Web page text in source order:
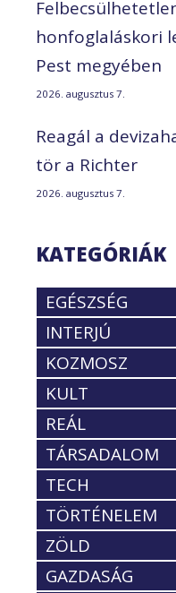
honfoglaláskori
Pest megyében
2026. augusztus 7.
Reagál a
tör a Richter
2026. augusztus 7.
KATEGÓRIÁK
EGÉSZSÉG
INTERJÚ
KOZMOSZ
KULT
REÁL
TÁRSADALOM
TECH
TÖRTÉNELEM
ZÖLD
GAZDASÁG